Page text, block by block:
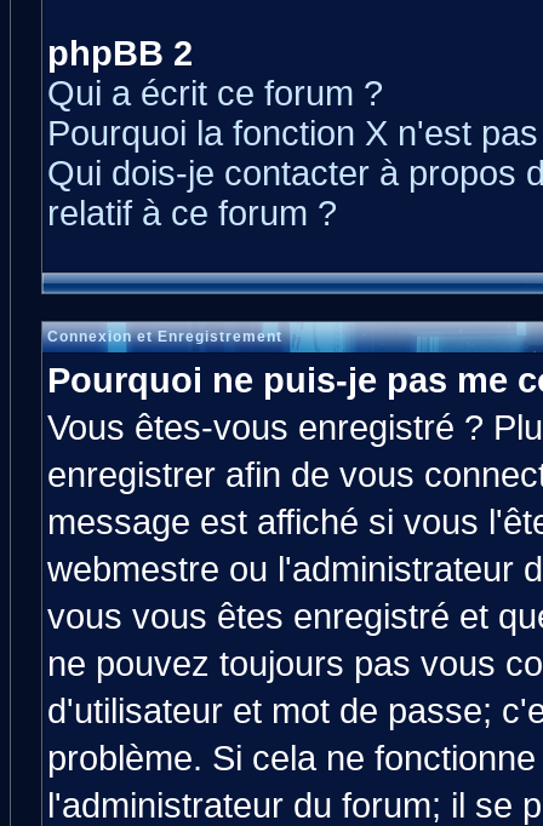
phpBB 2
Qui a écrit ce forum ?
Pourquoi la fonction X n'est
Qui dois-je contacter à propos
relatif à ce forum ?
Connexion et Enregistrement
Pourquoi ne puis-je pas me
Vous êtes-vous enregistré ?
enregistrer afin de vous
message est affiché si vous
webmestre ou l'administrateur
vous vous êtes enregistré et
ne pouvez toujours pas vous
d'utilisateur et mot de passe;
problème. Si cela ne
l'administrateur du forum; il se